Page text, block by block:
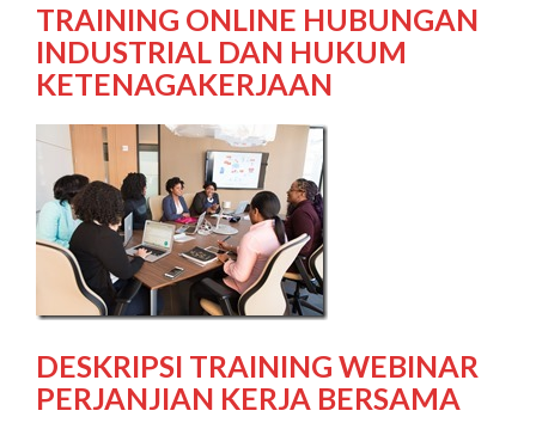
TRAINING ONLINE HUBUNGAN
INDUSTRIAL DAN HUKUM
KETENAGAKERJAAN
DESKRIPSI TRAINING WEBINAR
PERJANJIAN KERJA BERSAMA